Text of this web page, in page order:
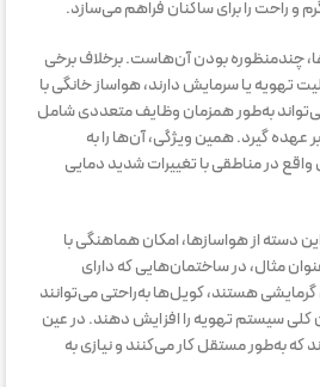
و راحت را برای ساکنان فراهم می‌سازد.
چندمنظوره بودن آن‌هاست. برخلاف برخی
تهویه یا سرمایش دارند، هواساز خانگی با
به‌طور همزمان وظایف متعددی شامل
عهده گیرد. همین ویژگی، آن‌ها را به
واقع در مناطقی با تغییرات شدید دمایی
دسته از هواسازها، امکان هماهنگی با
مثال، در ساختمان‌هایی که دارای
گرمایشی هستند، کویل‌ها به‌راحتی می‌توانند
کلی سیستم تهویه را افزایش دهند. در عین
که به‌طور مستقل کار می‌کنند و نیازی به